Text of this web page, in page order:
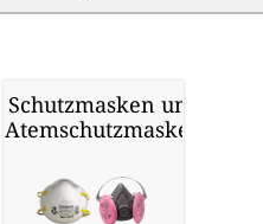
Schutzmasken und
Atemschutzmasken